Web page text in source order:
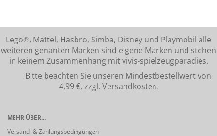
Lego℗, Mattel, Hasbro, Simba, Disney und Playmobil alle
weiteren genanten Marken sind eigene Marken und stehen
in keinem Zusammenhang mit vivis-spielzeugparadies.
Bitte beachten Sie unseren Mindestbestellwert von
4,99 €, zzgl. Versandkosten.
MEHR ÜBER...
Versand- & Zahlungsbedingungen